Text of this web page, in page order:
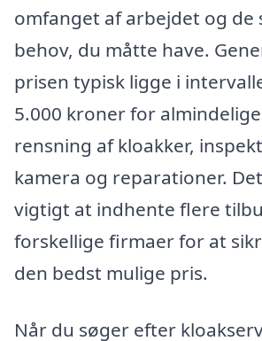
omfanget af arbejdet og de
behov, du måtte have.
prisen typisk ligge i
5.000 kroner for
rensning af kloakker,
kamera og reparationer.
vigtigt at indhente flere
forskellige firmaer for at
den bedst mulige pris.
Når du søger efter